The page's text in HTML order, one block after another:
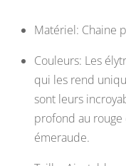
Matériel: Chaine
Couleurs: Les
qui les rend
sont leurs
profond au rouge
émeraude.